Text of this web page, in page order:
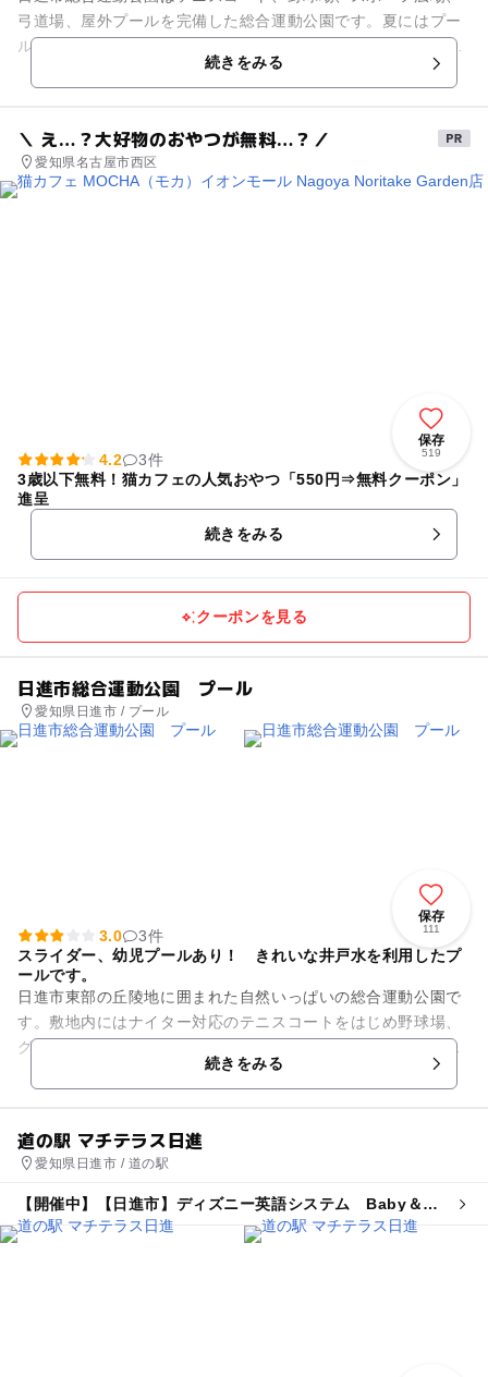
弓道場、屋外プールを完備した総合運動公園です。夏にはプー
ル、秋から春は管理釣り場、通年を通じてBBQが楽しめる施設
続きをみる
＼ え…？大好物のおやつが無料…？／
愛知県名古屋市西区
保存
519
4.2
3件
3歳以下無料！猫カフェの人気おやつ「550円⇒無料クーポン」
進呈
続きをみる
クーポンを見る
日進市総合運動公園 プール
愛知県日進市 / プール
保存
111
3.0
3件
スライダー、幼児プールあり！ きれいな井戸水を利用したプ
ールです。
日進市東部の丘陵地に囲まれた自然いっぱいの総合運動公園で
す。敷地内にはナイター対応のテニスコートをはじめ野球場、
グラウンド、キャンプ場（夏季のみ）などのスポーツ施設が充
続きをみる
道の駅 マチテラス日進
愛知県日進市 / 道の駅
【開催中】【日進市】ディズニー英語システム Baby＆
Mamaぬくもりサロン